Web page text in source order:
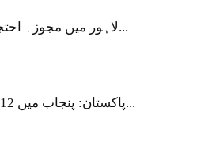
لاہور میں مجوزہ احتجاجی م...
پاکستان: پنجاب میں 12دہشت...